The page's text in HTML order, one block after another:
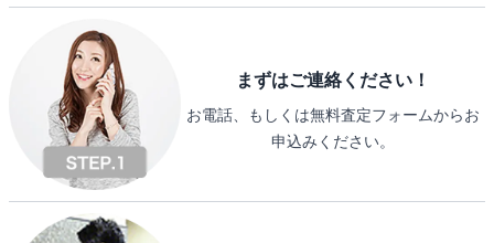
まずはご連絡ください！
お電話、もしくは無料査定フォームからお
申込みください。